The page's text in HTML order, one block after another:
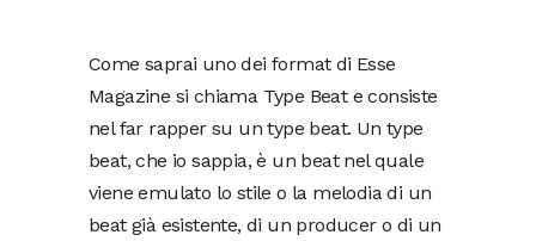
Come saprai uno dei format di Esse
Magazine si chiama Type Beat e consiste
nel far rapper su un type beat. Un type
beat, che io sappia, è un beat nel quale
viene emulato lo stile o la melodia di un
beat già esistente, di un producer o di un